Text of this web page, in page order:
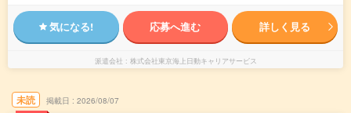
気になる! 応募へ進む 詳しく見る
派遣会社 株式会社東京海上日動キャリアサービス
未読 掲載日 2026/08/07